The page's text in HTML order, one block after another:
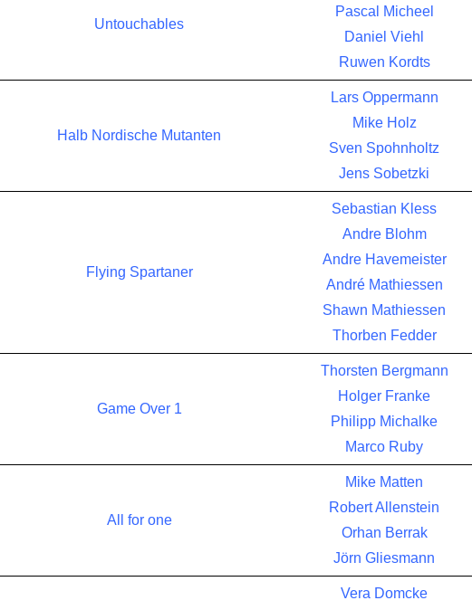
Untouchables
Pascal Micheel
Daniel Viehl
Ruwen Kordts
Halb Nordische Mutanten
Lars Oppermann
Mike Holz
Sven Spohnholtz
Jens Sobetzki
Flying Spartaner
Sebastian Kless
Andre Blohm
Andre Havemeister
André Mathiessen
Shawn Mathiessen
Thorben Fedder
Game Over 1
Thorsten Bergmann
Holger Franke
Philipp Michalke
Marco Ruby
All for one
Mike Matten
Robert Allenstein
Orhan Berrak
Jörn Gliesmann
Vera Domcke